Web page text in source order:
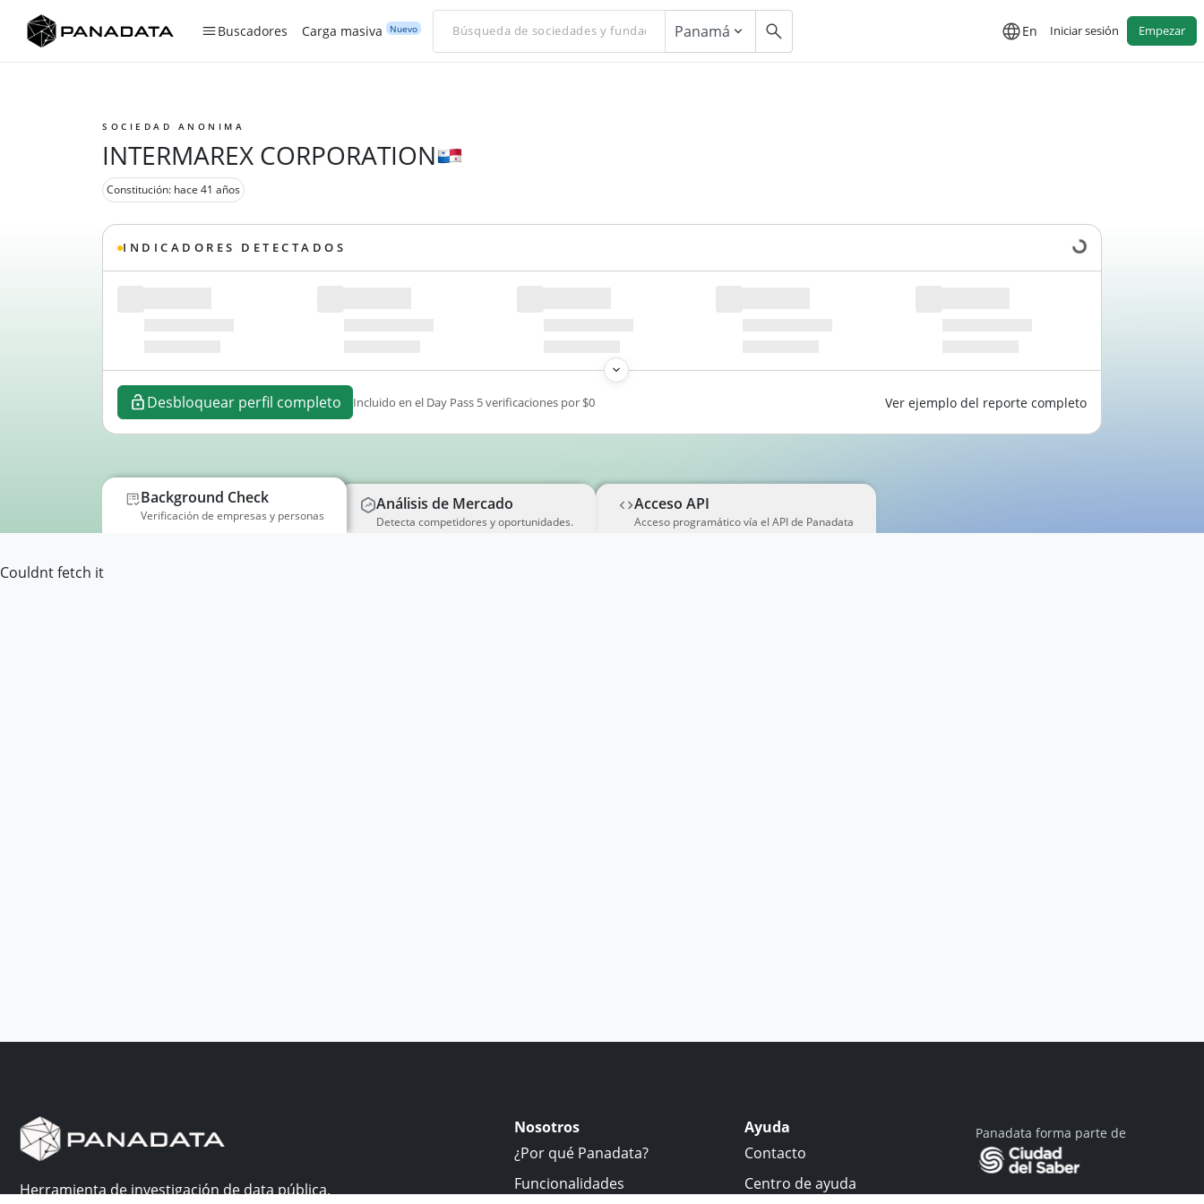
Buscadores Carga masiva Nuevo Panamá En Iniciar sesión Empezar
SOCIEDAD ANONIMA
INTERMAREX CORPORATION
Constitución: hace 41 años
INDICADORES DETECTADOS Cargando datos...
Desbloquear perfil completo Incluido en el Day Pass 5 verificaciones por $0 Ver ejemplo del reporte completo
Background Check
Verificación de empresas y personas
Análisis de Mercado
Detecta competidores y oportunidades.
Acceso API
Acceso programático vía el API de Panadata
Couldnt fetch it
Herramienta de investigación de data pública,
Nosotros
¿Por qué Panadata?
Funcionalidades
Ayuda
Contacto
Centro de ayuda
Panadata forma parte de